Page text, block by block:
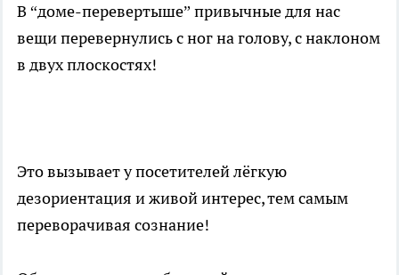
В “доме-перевертыше” привычные для нас
вещи перевернулись с ног на голову, с наклоном
в двух плоскостях!
Это вызывает у посетителей лёгкую
дезориентация и живой интерес, тем самым
переворачивая сознание!